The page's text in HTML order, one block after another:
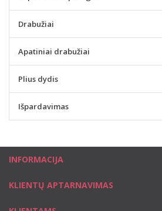
Drabužiai
Apatiniai drabužiai
Plius dydis
Išpardavimas
INFORMACIJA
KLIENTŲ APTARNAVIMAS